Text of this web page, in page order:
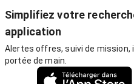
Simplifiez votre
application
Alertes offres, suivi de
portée de main.